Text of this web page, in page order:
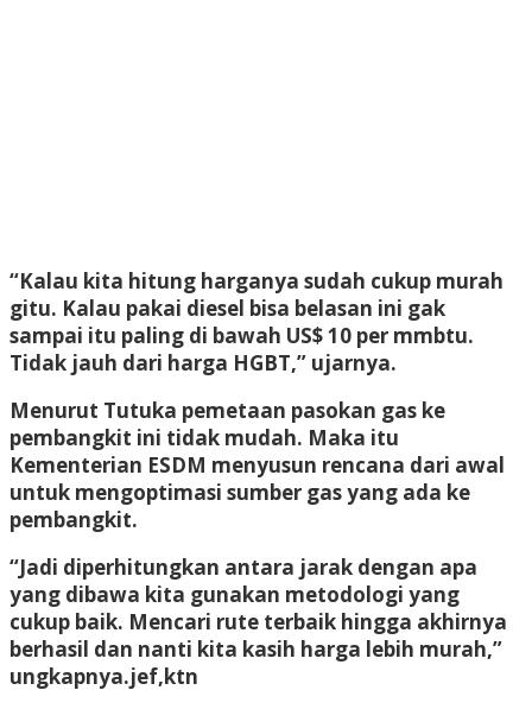
“Kalau kita hitung harganya sudah cukup murah
gitu. Kalau pakai diesel bisa belasan ini gak
sampai itu paling di bawah US$ 10 per mmbtu.
Tidak jauh dari harga HGBT,” ujarnya.
Menurut Tutuka pemetaan pasokan gas ke
pembangkit ini tidak mudah. Maka itu
Kementerian ESDM menyusun rencana dari awal
untuk mengoptimasi sumber gas yang ada ke
pembangkit.
“Jadi diperhitungkan antara jarak dengan apa
yang dibawa kita gunakan metodologi yang
cukup baik. Mencari rute terbaik hingga akhirnya
berhasil dan nanti kita kasih harga lebih murah,”
ungkapnya.jef,ktn